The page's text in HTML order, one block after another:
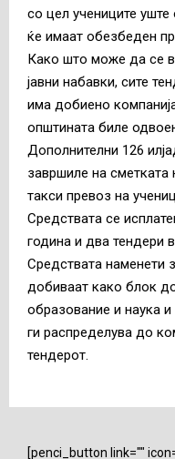
со цел учениците
ќе имаат обезбеден
Како што може да се
јавни набавки, сите
има добиено
општината биле
Дополнителни 126
завршиле на сметката
такси превоз на
Средствата се
година и два тендери
Средствата наменети
добиваат како блок
образование и наука
ги распределува до
тендерот.
[penci_button link=""